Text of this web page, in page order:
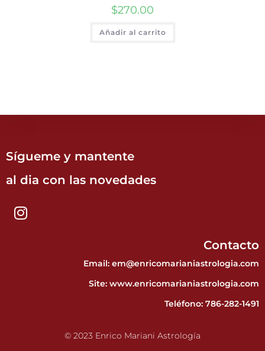
$270.00
Añadir al carrito
Sígueme y mantente
al dia con las novedades
Contacto
Email: em@enricomarianiastrologia.com
Site: www.enricomarianiastrologia.com
Teléfono: 786-282-1491
© 2023 Enrico Mariani Astrología